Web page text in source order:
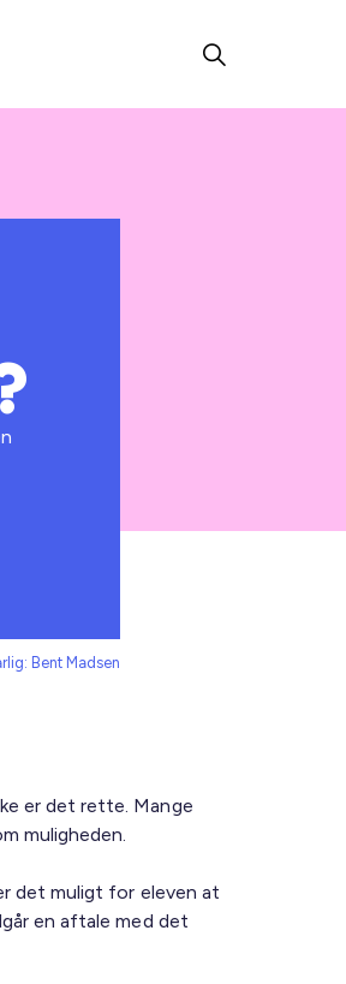
Bent Madsen
er det rette. Mange
muligheden.
det muligt for eleven at
en aftale med det